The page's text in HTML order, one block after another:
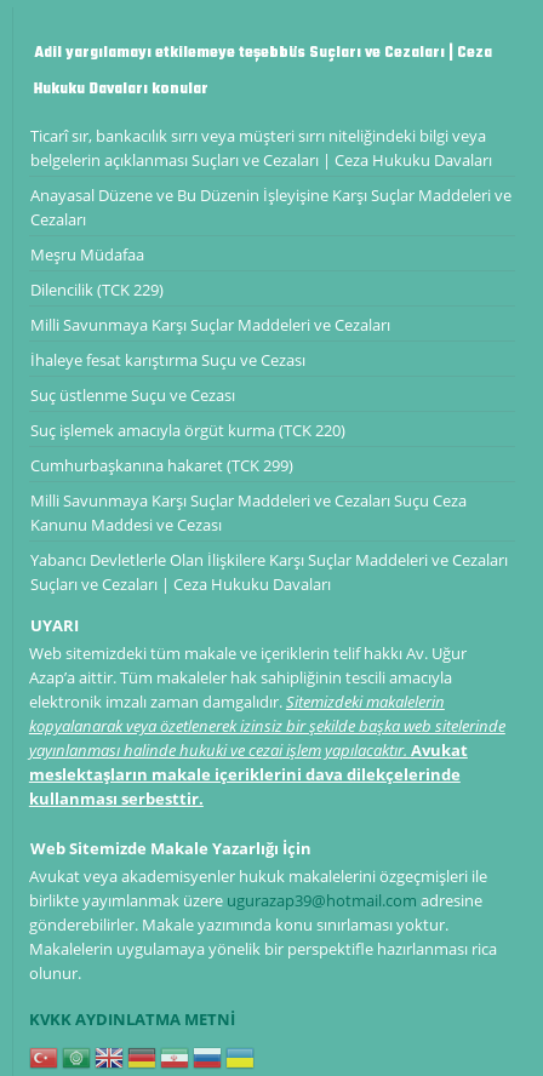
Adil yargılamayı etkilemeye teşebbüs Suçları ve Cezaları | Ceza
Hukuku Davaları konular
Ticarî sır, bankacılık sırrı veya müşteri sırrı niteliğindeki bilgi veya
belgelerin açıklanması Suçları ve Cezaları | Ceza Hukuku Davaları
Anayasal Düzene ve Bu Düzenin İşleyişine Karşı Suçlar Maddeleri ve
Cezaları
Meşru Müdafaa
Dilencilik (TCK 229)
Milli Savunmaya Karşı Suçlar Maddeleri ve Cezaları
İhaleye fesat karıştırma Suçu ve Cezası
Suç üstlenme Suçu ve Cezası
Suç işlemek amacıyla örgüt kurma (TCK 220)
​​​​​​​Cumhurbaşkanına hakaret (TCK 299)
Milli Savunmaya Karşı Suçlar Maddeleri ve Cezaları Suçu Ceza
Kanunu Maddesi ve Cezası
Yabancı Devletlerle Olan İlişkilere Karşı Suçlar Maddeleri ve Cezaları
Suçları ve Cezaları | Ceza Hukuku Davaları
UYARI
Web sitemizdeki tüm makale ve içeriklerin telif hakkı Av. Uğur
Azap’a aittir. Tüm makaleler hak sahipliğinin tescili amacıyla
elektronik imzalı zaman damgalıdır.Sitemizdeki makalelerin
kopyalanarak veya özetlenerek izinsiz bir şekilde başka web sitelerinde
yayınlanması halinde hukuki ve cezai işlem yapılacaktır. Avukat
meslektaşların makale içeriklerini dava dilekçelerinde
kullanması serbesttir.
Web Sitemizde Makale Yazarlığı İçin
Avukat veya akademisyenler hukuk makalelerini özgeçmişleri ile
birlikte yayımlanmak üzere ugurazap39@hotmail.com adresine
gönderebilirler. Makale yazımında konu sınırlaması yoktur.
Makalelerin uygulamaya yönelik bir perspektifle hazırlanması rica
olunur.
KVKK AYDINLATMA METNİ